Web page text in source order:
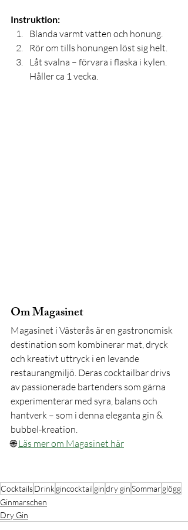
Instruktion:
Blanda varmt vatten och honung.
Rör om tills honungen löst sig helt.
Låt svalna – förvara i flaska i kylen.
Håller ca 1 vecka.
Om Magasinet
Magasinet i Västerås är en gastronomisk
destination som kombinerar mat, dryck
och kreativt uttryck i en levande
restaurangmiljö. Deras cocktailbar drivs
av passionerade bartenders som gärna
experimenterar med syra, balans och
hantverk – som i denna eleganta gin &
bubbel-kreation.
🌐 Läs mer om Magasinet här
CocktailsDrink gincocktail gindry ginSommar glögg
Ginmarschen
Dry Gin